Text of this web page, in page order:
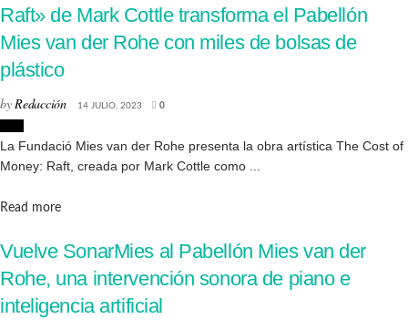
Raft» de Mark Cottle transforma el Pabellón
Mies van der Rohe con miles de bolsas de
plástico
byRedacción 14 JULIO, 2023 0
La Fundació Mies van der Rohe presenta la obra artística The Cost of
Money: Raft, creada por Mark Cottle como ...
Read moreDetails
Vuelve SonarMies al Pabellón Mies van der
Rohe, una intervención sonora de piano e
inteligencia artificial